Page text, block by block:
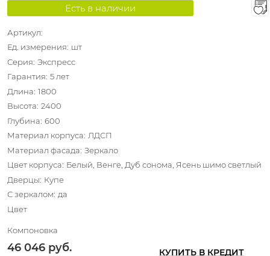
Есть в наличии
Артикул:
Ед. измерения: шт
Серия: Экспресс
Гарантия: 5 лет
Длина: 1800
Высота: 2400
Глубина: 600
Материал корпуса: ЛДСП
Материал фасада: Зеркало
Цвет корпуса: Белый, Венге, Дуб сонома, Ясень шимо светлый
Дверцы: Купе
С зеркалом: да
Цвет
Компоновка
46 046 руб. КУПИТЬ В КРЕДИТ